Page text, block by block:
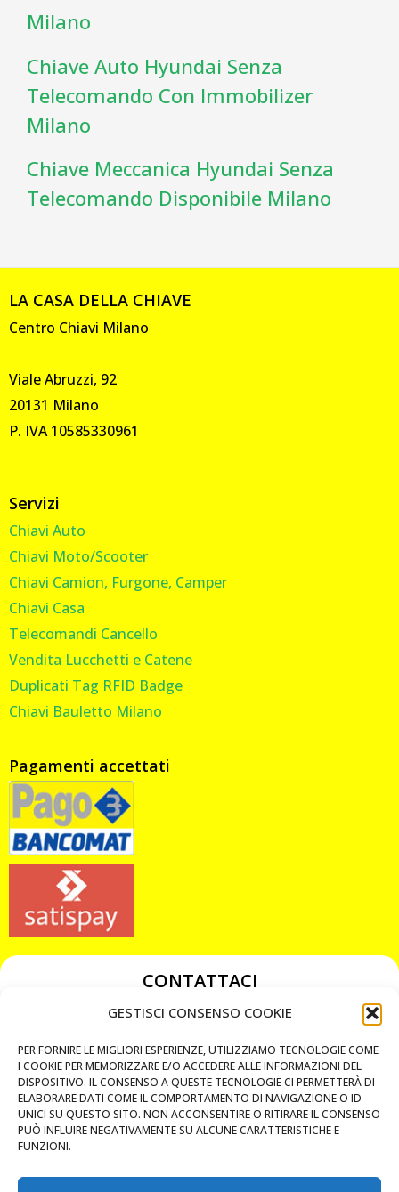
GESTISCI CONSENSO COOKIE
PER FORNIRE LE MIGLIORI ESPERIENZE, UTILIZZIAMO TECNOLOGIE COME
I COOKIE PER MEMORIZZARE E/O ACCEDERE ALLE INFORMAZIONI DEL
DISPOSITIVO. IL CONSENSO A QUESTE TECNOLOGIE CI PERMETTERÀ DI
ELABORARE DATI COME IL COMPORTAMENTO DI NAVIGAZIONE O ID
UNICI SU QUESTO SITO. NON ACCONSENTIRE O RITIRARE IL CONSENSO
PUÒ INFLUIRE NEGATIVAMENTE SU ALCUNE CARATTERISTICHE E
FUNZIONI.
Milano
Chiave Auto Hyundai Senza
Telecomando Con Immobilizer
Milano
Chiave Meccanica Hyundai Senza
Telecomando Disponibile Milano
LA CASA DELLA CHIAVE
Centro Chiavi Milano
Viale Abruzzi, 92
20131 Milano
P. IVA 10585330961
Servizi
Chiavi Auto
Chiavi Moto/Scooter
Chiavi Camion, Furgone, Camper
Chiavi Casa
Telecomandi Cancello
Vendita Lucchetti e Catene
Duplicati Tag RFID Badge
Chiavi Bauletto Milano
Pagamenti accettati
CONTATTACI
349 3863811
chiavicodificate@gmail.com
Privacy Policy
Cookie Policy